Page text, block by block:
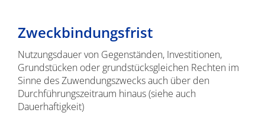
Zweckbindungsfrist
Nutzungsdauer von Gegenständen, Investitionen,
Grundstücken oder grundstücksgleichen Rechten im
Sinne des Zuwendungszwecks auch über den
Durchführungszeitraum hinaus (siehe auch
Dauerhaftigkeit)